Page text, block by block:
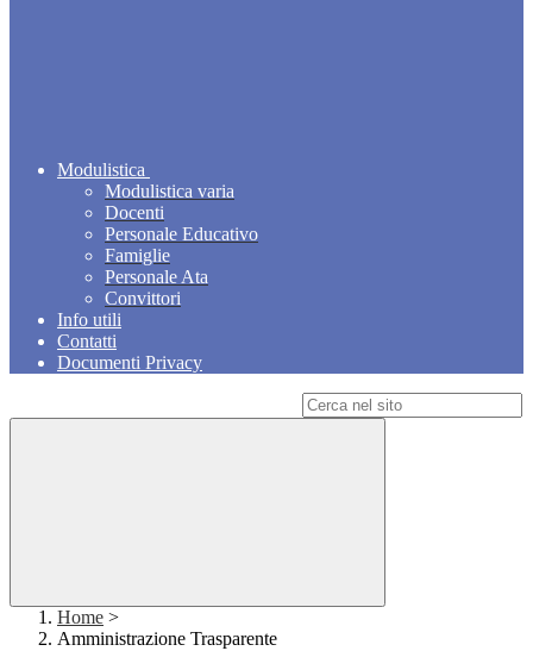
Modulistica
Modulistica varia
Docenti
Personale Educativo
Famiglie
Personale Ata
Convittori
Info utili
Contatti
Documenti Privacy
Home >
Amministrazione Trasparente